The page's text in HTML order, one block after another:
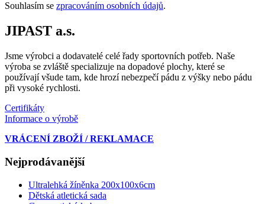
Souhlasím se zpracováním osobních údajů.
JIPAST a.s.
Jsme výrobci a dodavatelé celé řady sportovních potřeb. Naše
výroba se zvláště specializuje na dopadové plochy, které se
používají všude tam, kde hrozí nebezpečí pádu z výšky nebo pádu
při vysoké rychlosti.
Certifikáty
Informace o výrobě
VRÁCENÍ ZBOŽÍ / REKLAMACE
Nejprodávanější
Ultralehká žíněnka 200x100x6cm
Dětská atletická sada